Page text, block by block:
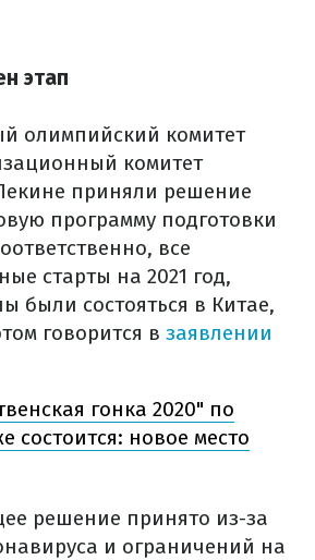
этап
олимпийский комитет
комитет
приняли решение
программу подготовки
все
старты на 2021 год,
были состояться в Китае,
говорится в заявлении
гонка 2020" по
состоится: новое место
решение принято из-за
и ограничений на